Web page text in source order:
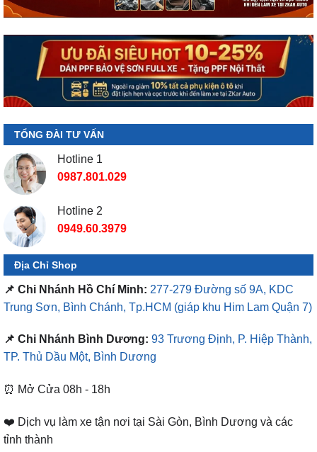
TỔNG ĐÀI TƯ VẤN
Hotline 1
0987.801.029
Hotline 2
0949.60.3979
Địa Chỉ Shop
📌 Chi Nhánh Hồ Chí Minh: 277-279 Đường số 9A, KDC
Trung Sơn, Bình Chánh, Tp.HCM (giáp khu Him Lam Quận 7)
📌 Chi Nhánh Bình Dương: 93 Trương Định, P. Hiệp Thành,
TP. Thủ Dầu Một, Bình Dương
⏰ Mở Cửa 08h - 18h
❤️ Dịch vụ làm xe tận nơi tại Sài Gòn, Bình Dương và các
tỉnh thành